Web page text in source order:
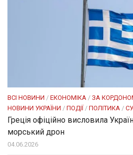
ВСІ НОВИНИ / ЕКОНОМІКА / ЗА
НОВИНИ УКРАЇНИ / ПОДІЇ / ПОЛІТИКА /
Греція офіційно висловила
морський дрон
04.06.2026